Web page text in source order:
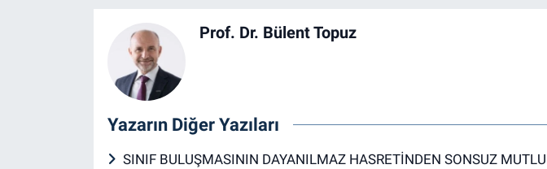
Prof. Dr. Bülent Topuz
Yazarın Diğer Yazıları
SINIF BULUŞMASININ DAYANILMAZ HASRETİNDEN SONSUZ